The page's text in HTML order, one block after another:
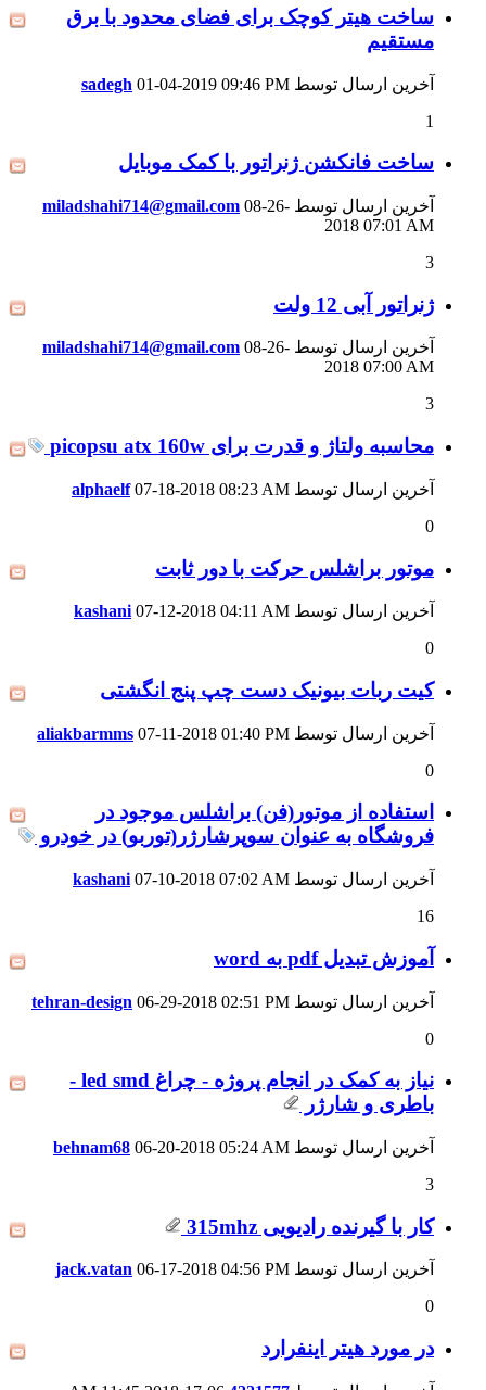
ساخت هیتر کوچک برای فضای محدود با برق
مستقیم
آخرین ارسال توسط sadegh 01-04-2019 09:46 PM
1
ساخت فانکشن ژنراتور با کمک موبایل
آخرین ارسال توسط miladshahi714@gmail.com 08-26-
2018 07:01 AM
3
ژنراتور آبی 12 ولت
آخرین ارسال توسط miladshahi714@gmail.com 08-26-
2018 07:00 AM
3
محاسبه ولتاژ و قدرت برای picopsu atx 160w
آخرین ارسال توسط alphaelf07-18-2018 08:23 AM
0
موتور براشلس حرکت با دور ثابت
آخرین ارسال توسط kashani 07-12-2018 04:11 AM
0
کیت ربات بیونیک دست چپ پنج انگشتی
آخرین ارسال توسط aliakbarmms 07-11-2018 01:40 PM
0
استفاده از موتور(فن) براشلس موجود در
فروشگاه به عنوان سوپرشارژر(توربو) در خودرو
آخرین ارسال توسط kashani 07-10-2018 07:02 AM
16
آموزش تبدیل pdf به word
آخرین ارسال توسط tehran-design 06-29-2018 02:51 PM
0
نیاز به کمک در انجام پروژه - چراغ led smd -
باطری و شارژر
آخرین ارسال توسط behnam68 06-20-2018 05:24 AM
3
کار با گیرنده رادیویی 315mhz
آخرین ارسال توسط jack.vatan 06-17-2018 04:56 PM
0
در مورد هیتر اینفرارد